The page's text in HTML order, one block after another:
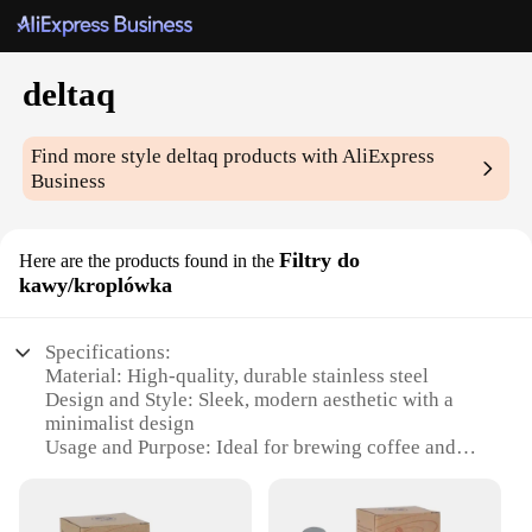
deltaq
Find more styledeltaq products with AliExpress
Business
Here are the products found in the Filtry do
kawy/kroplówka
Specifications:
Material: High-quality, durable stainless steel
Design and Style: Sleek, modern aesthetic with a
minimalist design
Usage and Purpose: Ideal for brewing coffee and
ensuring your drinks stay at the perfect temperature